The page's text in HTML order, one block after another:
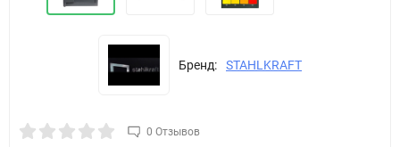
Бренд: STAHLKRAFT
0 Отзывов